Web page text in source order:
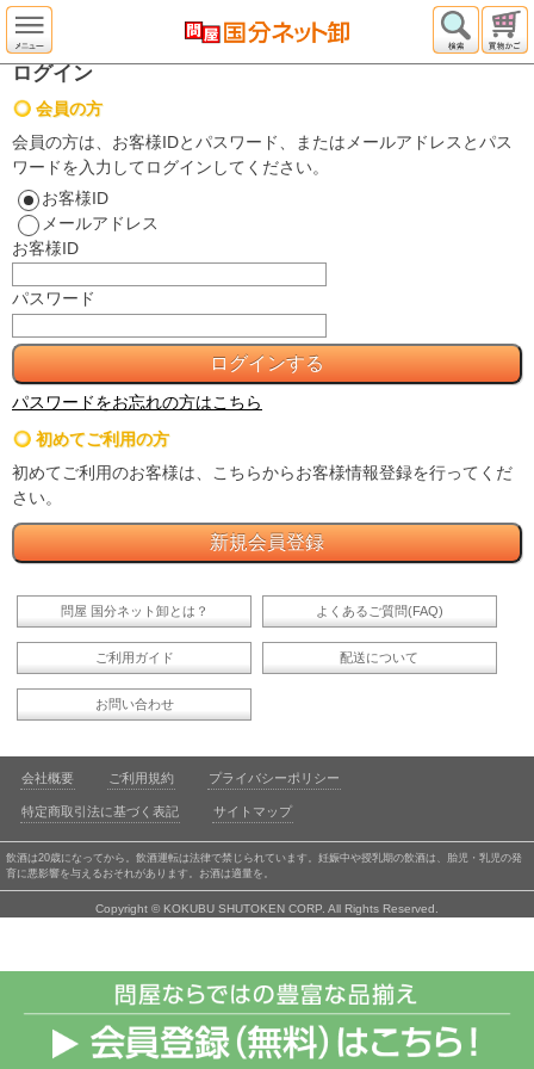
ログイン
会員の方
会員の方は、お客様IDとパスワード、またはメールアドレスとパス
ワードを入力してログインしてください。
お客様ID
メールアドレス
お客様ID
パスワード
パスワードをお忘れの方はこちら
初めてご利用の方
初めてご利用のお客様は、こちらからお客様情報登録を行ってくだ
さい。
問屋 国分ネット卸とは？ よくあるご質問(FAQ)
ご利用ガイド 配送について
お問い合わせ
会社概要 ご利用規約 プライバシーポリシー
特定商取引法に基づく表記 サイトマップ
飲酒は20歳になってから。飲酒運転は法律で禁じられています。妊娠中や授乳期の飲酒は、胎児・乳児の発
育に悪影響を与えるおそれがあります。お酒は適量を。
Copyright © KOKUBU SHUTOKEN CORP. All Rights Reserved.